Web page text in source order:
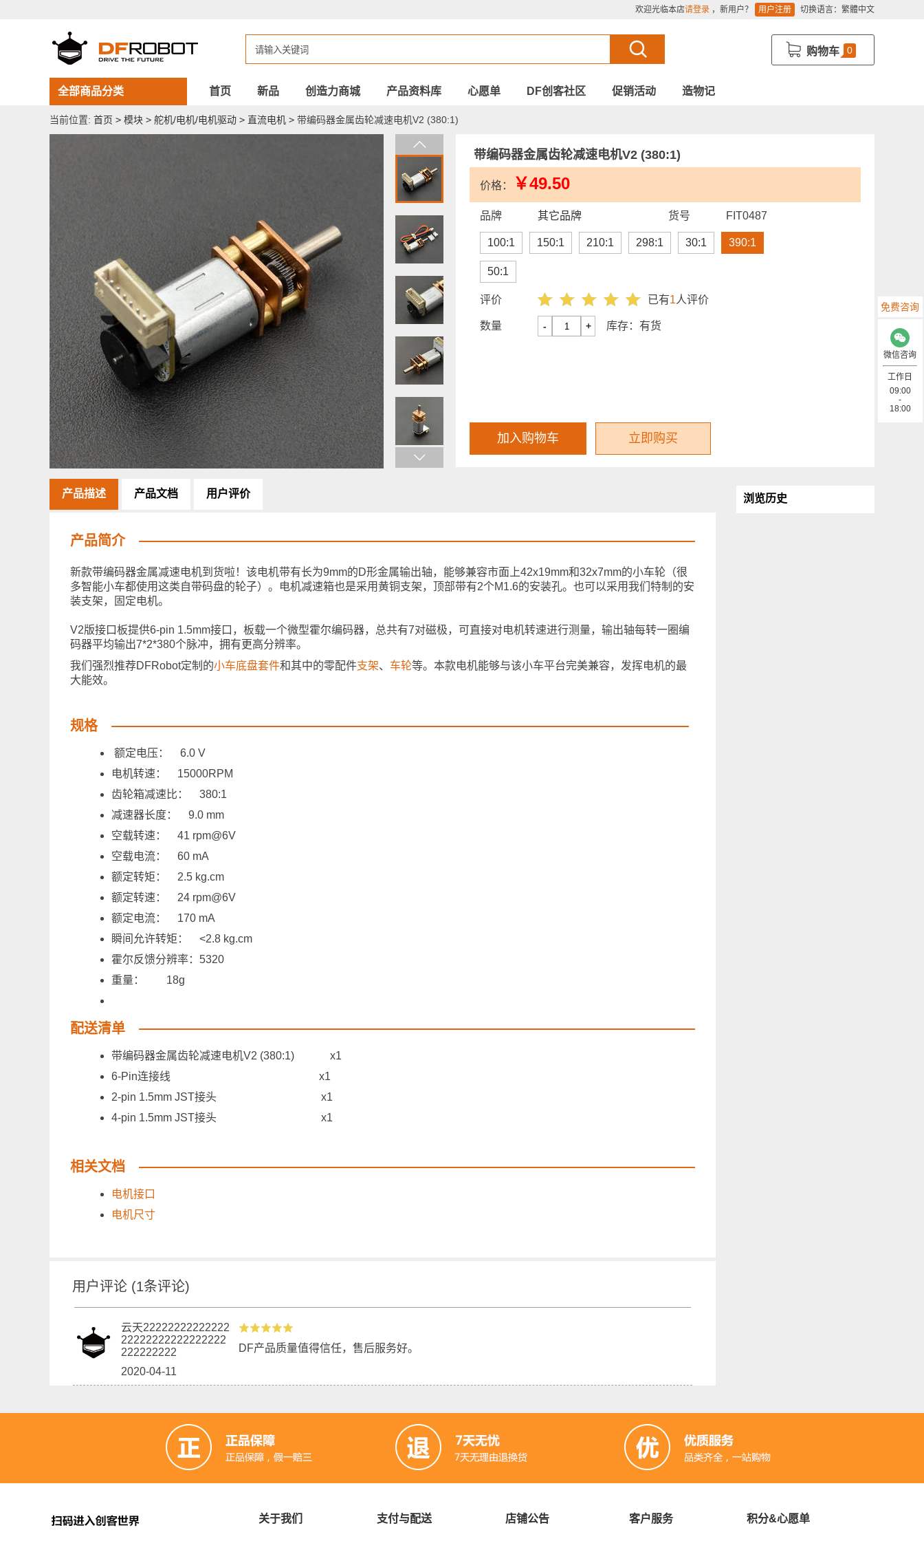
欢迎光临本店请登录 ，新用户？ 用户注册 切换语言： 繁體中文
购物车 0
全部商品分类 首页 新品 创造力商城 产品资料库 心愿单 DF创客社区 促销活动 造物记
当前位置: 首页 > 模块 > 舵机/电机/电机驱动 > 直流电机 > 带编码器金属齿轮减速电机V2 (380:1)
带编码器金属齿轮减速电机V2 (380:1)
价格： ￥49.50
品牌 其它品牌 货号 FIT0487
100:1 150:1 210:1 298:1 30:1 390:1
50:1
评价 已有1人评价
数量 - + 库存： 有货
加入购物车 立即购买
产品描述 产品文档 用户评价
产品简介
新款带编码器金属减速电机到货啦！该电机带有长为9mm的D形金属输出轴，能够兼容市面上42x19mm和32x7mm的小车轮（很
多智能小车都使用这类自带码盘的轮子）。电机减速箱也是采用黄铜支架，顶部带有2个M1.6的安装孔。也可以采用我们特制的安
装支架，固定电机。
V2版接口板提供6-pin 1.5mm接口，板载一个微型霍尔编码器，总共有7对磁极，可直接对电机转速进行测量，输出轴每转一圈编
码器平均输出7*2*380个脉冲，拥有更高分辨率。
我们强烈推荐DFRobot定制的小车底盘套件和其中的零配件支架、 车轮等。本款电机能够与该小车平台完美兼容，发挥电机的最
大能效。
规格
额定电压： 6.0 V
电机转速： 15000RPM
齿轮箱减速比： 380:1
减速器长度： 9.0 mm
空载转速： 41 rpm@6V
空载电流： 60 mA
额定转矩： 2.5 kg.cm
额定转速： 24 rpm@6V
额定电流： 170 mA
瞬间允许转矩： <2.8 kg.cm
霍尔反馈分辨率：5320
重量： 18g
配送清单
带编码器金属齿轮减速电机V2 (380:1) x1
6-Pin连接线 x1
2-pin 1.5mm JST接头 x1
4-pin 1.5mm JST接头 x1
相关文档
电机接口
电机尺寸
用户评论 (1条评论)
云天22222222222222
22222222222222222
222222222
2020-04-11
DF产品质量值得信任，售后服务好。
浏览历史
关于我们 支付与配送 店铺公告 客户服务 积分&心愿单
免费咨询
微信咨询
工作日
09:00
-
18:00